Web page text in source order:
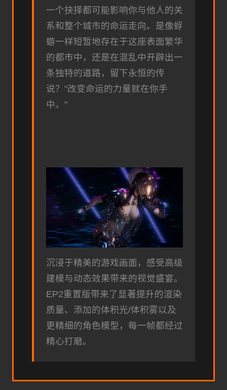
一个抉择都可能影响你与他人的关
系和整个城市的命运走向。是像蜉
蝣一样短暂地存在于这座表面繁华
的都市中，还是在混乱中开辟出一
条独特的道路，留下永恒的传
说？"改变命运的力量就在你手
中。"
沉浸于精美的游戏画面，感受高级
建模与动态效果带来的视觉盛宴。
EP2重置版带来了显著提升的渲染
质量、添加的体积光/体积雾以及
更精细的角色模型，每一帧都经过
精心打磨。